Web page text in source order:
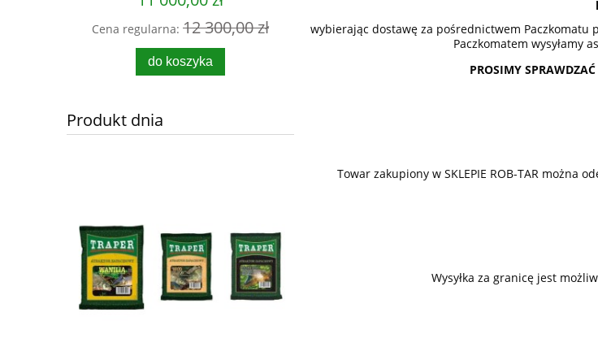
Cena regularna: 12 300,00 zł
do koszyka
Cena regularna:19 300,00 zł
Cena
Produkt dnia
wybierając dostawę za pośrednictwem Paczkomatu
Paczkomatem wysyłamy
PROSIMY
Towar zakupiony w SKLEPIE ROB-TAR można
Wysyłka za granicę jest